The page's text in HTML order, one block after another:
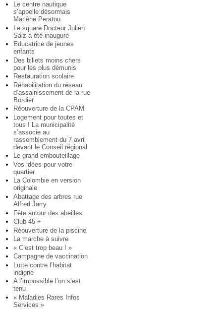
Le centre nautique
s’appelle désormais
Marlène Peratou
Le square Docteur Julien
Saiz a été inauguré
Educatrice de jeunes
enfants
Des billets moins chers
pour les plus démunis
Restauration scolaire
Réhabilitation du réseau
d’assainissement de la rue
Bordier
Réouverture de la CPAM
Logement pour toutes et
tous ! La municipalité
s’associe au
rassemblement du 7 avril
devant le Conseil régional
Le grand embouteillage
Vos idées pour votre
quartier
La Colombie en version
originale
Abattage des arbres rue
Alfred Jarry
Fête autour des abeilles
Club 45 +
Réouverture de la piscine
La marche à suivre
« C’est trop beau ! »
Campagne de vaccination
Lutte contre l’habitat
indigne
A l’impossible l’on s’est
tenu
« Maladies Rares Infos
Services »